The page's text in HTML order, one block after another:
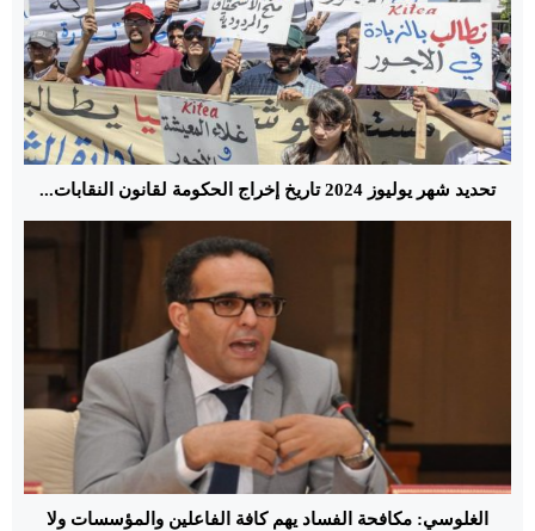
تحديد شهر يوليوز 2024 تاريخ إخراج الحكومة لقانون النقابات...
الغلوسي: مكافحة الفساد يهم كافة الفاعلين والمؤسسات ولا